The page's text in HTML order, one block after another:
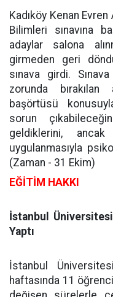
Kadıköy Kenan
Bilimleri sınavına
adaylar salona
girmeden geri
sınava girdi.
zorunda bırakılan
başörtüsü
sorun
geldiklerini, ancak
uygulanmasıyla
(Zaman - 31 Ekim)
EĞİTİM HAKKI
İstanbul
Yaptı
İstanbul
haftasında 11